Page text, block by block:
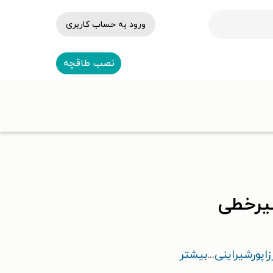
ورود به حساب کاربری
نصب طاقچه
...بیشتر